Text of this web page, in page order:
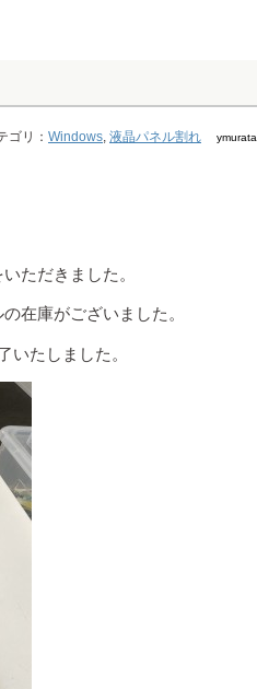
ゴリ： Windows, 液晶パネル割れ ymurata
ただきました。
在庫がございました。
いたしました。